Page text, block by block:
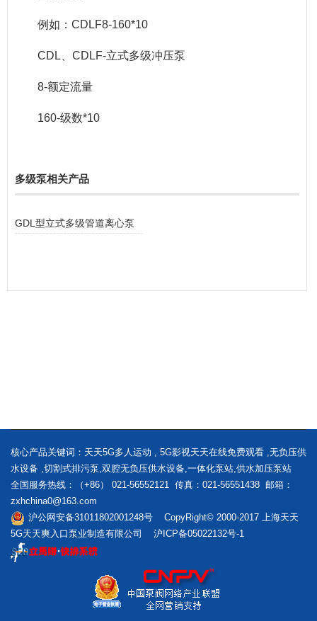
例如：CDLF8-160*10
CDL、CDLF-立式多级冲压泵
8-额定流量
160-级数*10
多级泵相关产品
GDL型立式多级管道离心泵
核心产品关键词： 天天5G多人运动 , 5G影视天天在线免费观看 ,无负压供
水设备 ,切割式排污泵,双腔无负压供水设备,一体化泵站,供水加压泵站
全国服务热线：（+86） 021-56552121 传真：021-56551438 邮箱：
zxhchina0@163.com
沪公网安备31011802001248号 CopyRight© 2000-2017 上海天天
5G天天爽入口泵业制造有限公司 沪ICP备05022132号-1